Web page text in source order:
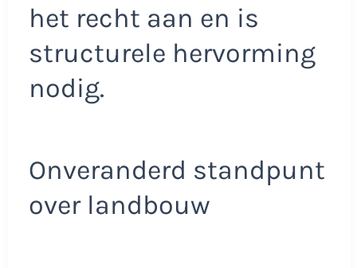
het recht aan en is
structurele hervorming
nodig.
Onveranderd standpunt
over landbouw